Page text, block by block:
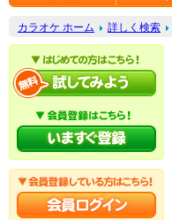
カラオケ ホーム 詳しく検索